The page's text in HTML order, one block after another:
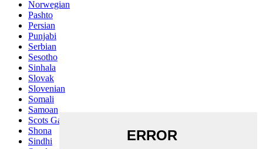
Norwegian
Pashto
Persian
Punjabi
Serbian
Sesotho
Sinhala
Slovak
Slovenian
Somali
Samoan
Scots Gaelic
Shona
Sindhi